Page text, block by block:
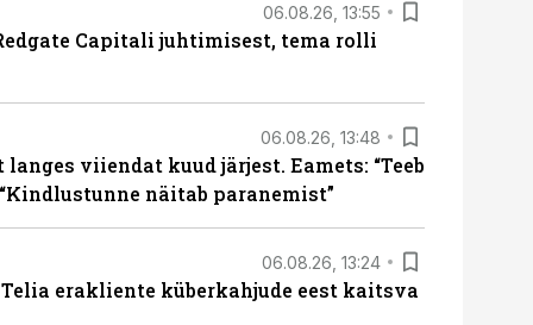
06.08.26, 13:55
Capitali juhtimisest, tema rolli
06.08.26, 13:48
viiendat kuud järjest. Eamets: “Teeb
näitab paranemist”
06.08.26, 13:24
erakliente küberkahjude eest kaitsva